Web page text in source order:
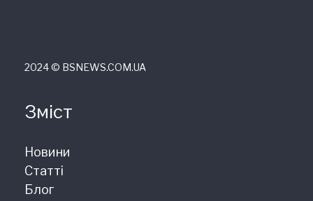
2024 © ВSNEWS.COM.UA
Зміст
Новини
Статті
Блог